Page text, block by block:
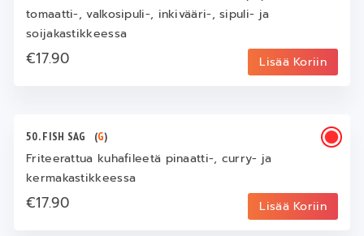
tomaatti-, valkosipuli-, inkivääri-, sipuli- ja
soijakastikkeessa
€17.90 Lisää Koriin
50. FISH SAG (G)
Friteerattua kuhafileetä pinaatti-, curry- ja
kermakastikkeessa
€17.90 Lisää Koriin